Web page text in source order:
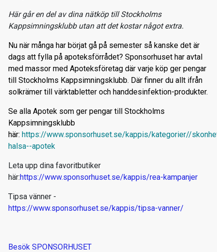
Här går en del av dina nätköp till Stockholms
Kappsimningsklubb utan att det kostar något extra.
Nu när många har börjat gå på semester så kanske det är
dags att fylla på apoteksförrådet? Sponsorhuset har avtal
med massor med Apoteksföretag där varje köp ger pengar
till Stockholms Kappsimningsklubb. Där finner du allt ifrån
solkrämer till värktabletter och handdesinfektion-produkter.
Se alla Apotek som ger pengar till Stockholms
Kappsimningsklubb
här: https://www.sponsorhuset.se/kappis/kategorier//
halsa--apotek
Leta upp dina favoritbutiker
här:https://www.sponsorhuset.se/kappis/rea-kampanjer
Tipsa vänner -
https://www.sponsorhuset.se/kappis/tipsa-vanner/
Besök SPONSORHUSET